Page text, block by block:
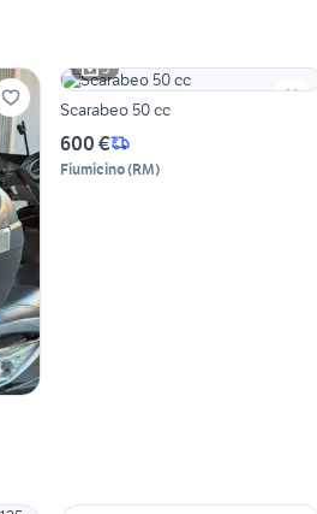
5
Scarabeo 50 cc
600 €
Fiumicino(RM)